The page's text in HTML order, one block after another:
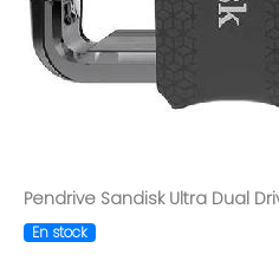
Pendrive Sandisk Ultra Dual
En stock